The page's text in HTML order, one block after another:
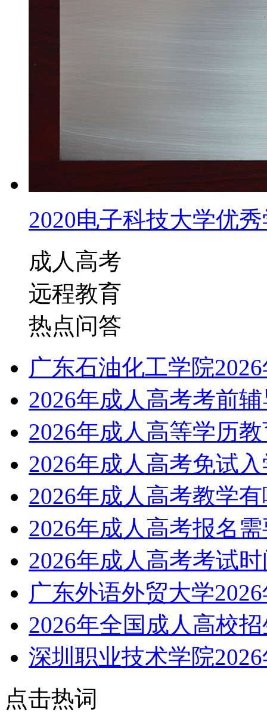
2020电子科技大学优
成人高考
远程教育
热点问答
广东石油化工学院
2026年成人高考考前
2026年成人高等学历
2026年成人高考免试
2026年成人高考教学
2026年成人高考报名
2026年成人高考考试
广东外语外贸大学
2026年全国成人高校
深圳职业技术学院
点击热词